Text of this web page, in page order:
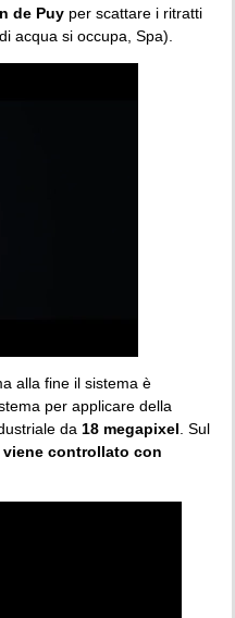
de Puy per scattare i ritratti
acqua si occupa, Spa).
alla fine il sistema è
per applicare della
da 18 megapixel . Sul
viene controllato con